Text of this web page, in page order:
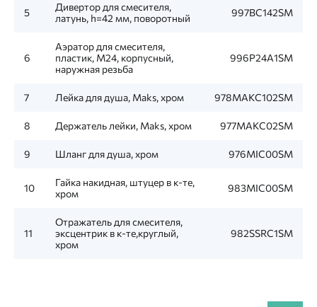
5
Дивертор для смесителя,
латунь, h=42 мм, поворотный
997BC142SM
6
Аэратор для смесителя,
пластик, M24, корпусный,
наружная резьба
996P24A1SM
7 Лейка для душа, Maks, хром 978MAKC102SM
8 Держатель лейки, Maks, хром 977MAKC02SM
9 Шланг для душа, хром 976MIC00SM
10
Гайка накидная, штуцер в к-те,
хром
983MIC00SM
11
Отражатель для смесителя,
эксцентрик в к-те,круглый,
хром
982SSRC1SM